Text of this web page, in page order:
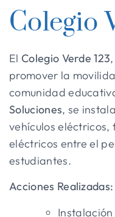
Colegio
El Colegio Verde 123
promover la
comunidad
Soluciones, se
vehículos eléctricos,
eléctricos entre el
estudiantes.
Acciones Realizadas: